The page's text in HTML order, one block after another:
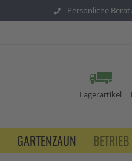
Persönliche
Lagerartikel
GARTENZAUN BETRIEB